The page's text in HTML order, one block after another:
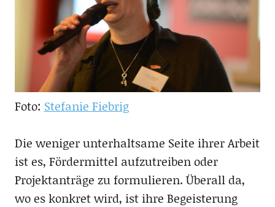
Foto: Stefanie Fiebrig
Die weniger unterhaltsame Seite ihrer Arbeit
ist es, Fördermittel aufzutreiben oder
Projektanträge zu formulieren. Überall da,
wo es konkret wird, ist ihre Begeisterung